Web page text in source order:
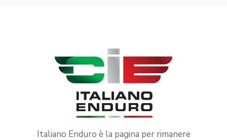
Italiano Enduro è la pagina per rimanere